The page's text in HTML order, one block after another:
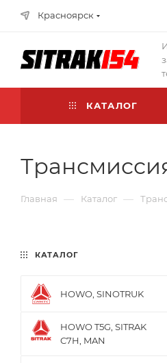
Красноярск
КАТАЛОГ
Главная — Каталог —
КАТАЛОГ
HOWO, SINOTRUK
HOWO T5G, SITRAK
C7H, MAN